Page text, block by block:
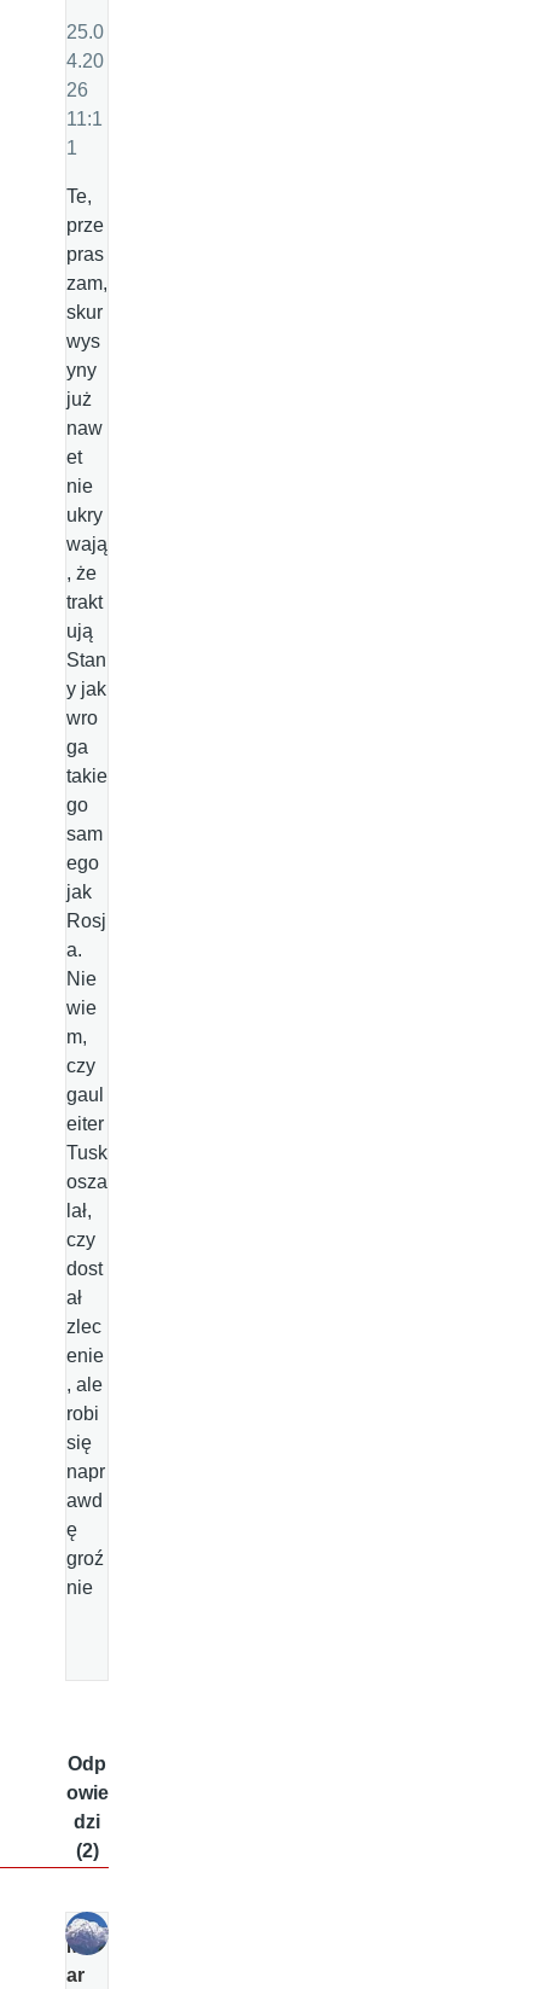
25.0
4.20
26
11:1
1
Te,
prze
pras
zam,
skur
wys
yny
już
naw
et
nie
ukry
wają
, że
trakt
ują
Stan
y jak
wro
ga
takie
go
sam
ego
jak
Rosj
a.
Nie
wie
m,
czy
gaul
eiter
Tusk
osza
lał,
czy
dost
ał
zlec
enie
, ale
robi
się
napr
awd
ę
groź
nie
Odp
owie
dzi
(2)
M
ar